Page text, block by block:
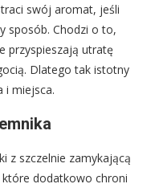
swój aromat, jeśli
sposób. Chodzi o to,
przyspieszają utratę
Dlatego tak istotny
i miejsca.
z szczelnie zamykającą
które dodatkowo chroni